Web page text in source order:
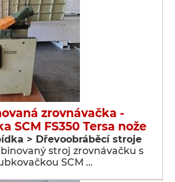
zrovnávačka -
SCM FS350 Tersa nože
> Dřevoobráběcí stroje
stroj zrovnávačku s
SCM …